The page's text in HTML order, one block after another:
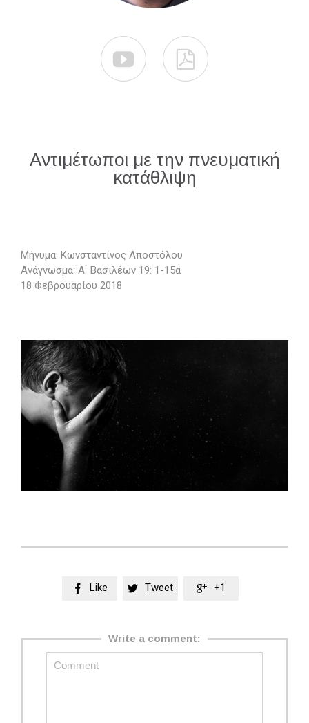
 
Αντιμέτωποι με την πνευματική
κατάθλιψη
Μήνυμα: Κωνσταντίνος Αποστόλου
Ανάγνωσμα: Α ́ Βασιλέων 19: 1-15α
18 Φεβρουαρίου 2018
 Like  Tweet  +1
Write a comment: